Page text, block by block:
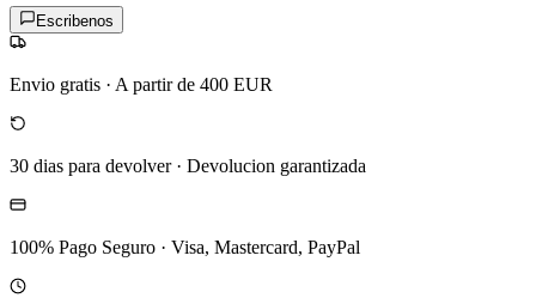
Escribenos
Envio gratis · A partir de 400 EUR
30 dias para devolver· Devolucion garantizada
100% Pago Seguro · Visa, Mastercard, PayPal